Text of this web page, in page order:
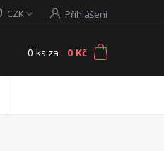
CZK Přihlášení
0 ks za 0 Kč